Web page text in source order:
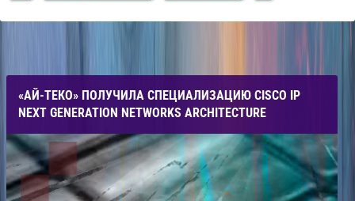
«АЙ-ТЕКО» ПОЛУЧИЛА СПЕЦИАЛИЗАЦИЮ CISCO IP
NEXT GENERATION NETWORKS ARCHITECTURE